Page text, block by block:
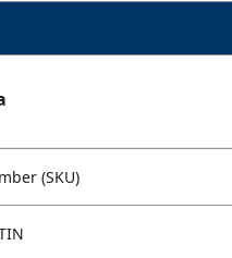
(SKU)